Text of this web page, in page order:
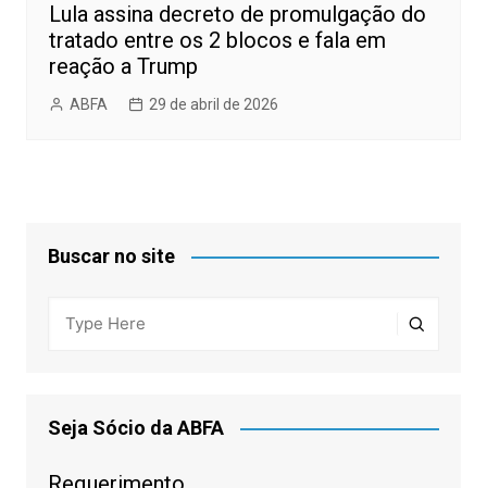
Lula assina decreto de promulgação do
tratado entre os 2 blocos e fala em
reação a Trump
ABFA 29 de abril de 2026
Buscar no site
Seja Sócio da ABFA